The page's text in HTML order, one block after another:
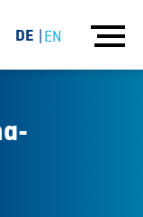
DE EN